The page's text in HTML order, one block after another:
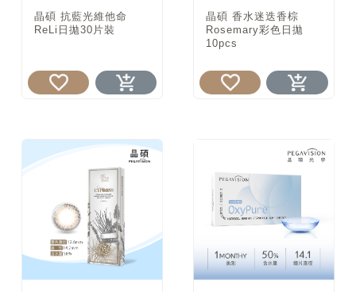
晶碩 抗藍光維他命
ReLi日拋30片裝
晶碩 香水迷迭香棕
Rosemary彩色日拋
10pcs